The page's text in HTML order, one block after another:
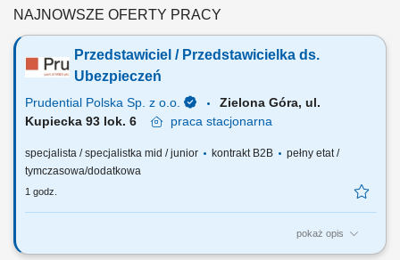
wsparcie klientów przy składaniu wniosków; Kompleksowe zarządzanie
procesem sprzedaży – od...
NAJNOWSZE OFERTY PRACY
Przedstawiciel / Przedstawicielka ds.
Ubezpieczeń
Prudential Polska Sp. z o.o.
Zielona Góra, ul.
Kupiecka 93 lok. 6
praca stacjonarna
specjalista / specjalistka mid / junior kontrakt B2B
pełny etat /
tymczasowa/dodatkowa
1 godz.
pokaż opis
Twój zakres obowiązków: budowanie własnego biznesu przy wsparciu